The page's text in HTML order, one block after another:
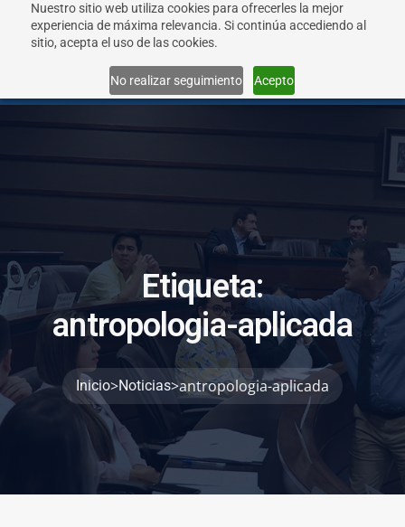
Nuestro sitio web utiliza cookies para ofrecerles la mejor
experiencia de máxima relevancia. Si continúa accediendo al
sitio, acepta el uso de las cookies.
No realizar seguimiento Acepto
Etiqueta:
antropologia-aplicada
Inicio>Noticias>antropologia-aplicada